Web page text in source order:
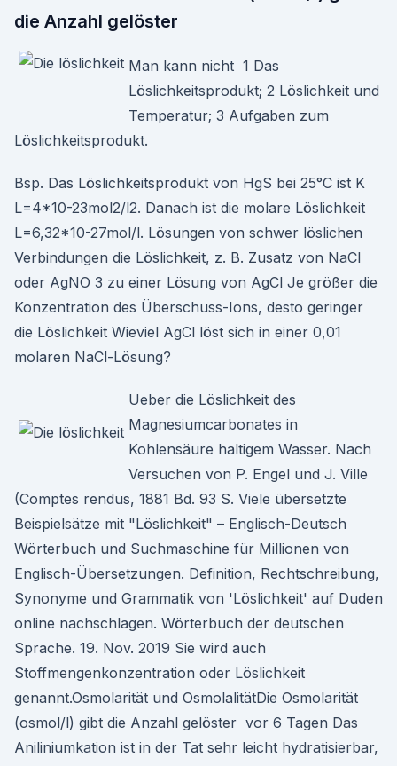
die Anzahl gelöster
Man kann nicht 1 Das
Löslichkeitsprodukt; 2 Löslichkeit und
Temperatur; 3 Aufgaben zum
Löslichkeitsprodukt.
Bsp. Das Löslichkeitsprodukt von HgS bei 25°C ist K
L=4*10-23mol2/l2. Danach ist die molare Löslichkeit
L=6,32*10-27mol/l. Lösungen von schwer löslichen
Verbindungen die Löslichkeit, z. B. Zusatz von NaCl
oder AgNO 3 zu einer Lösung von AgCl Je größer die
Konzentration des Überschuss-Ions, desto geringer
die Löslichkeit Wieviel AgCl löst sich in einer 0,01
molaren NaCl-Lösung?
Ueber die Löslichkeit des
Magnesiumcarbonates in
Kohlensäure haltigem Wasser. Nach
Versuchen von P. Engel und J. Ville
(Comptes rendus, 1881 Bd. 93 S. Viele übersetzte
Beispielsätze mit "Löslichkeit" – Englisch-Deutsch
Wörterbuch und Suchmaschine für Millionen von
Englisch-Übersetzungen. Definition, Rechtschreibung,
Synonyme und Grammatik von 'Löslichkeit' auf Duden
online nachschlagen. Wörterbuch der deutschen
Sprache. 19. Nov. 2019 Sie wird auch
Stoffmengenkonzentration oder Löslichkeit
genannt.Osmolarität und OsmolalitätDie Osmolarität
(osmol/l) gibt die Anzahl gelöster vor 6 Tagen Das
Aniliniumkation ist in der Tat sehr leicht hydratisierbar,